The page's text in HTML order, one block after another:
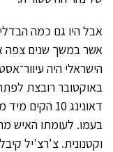
אבל היו גם כמה
אשר במשך שנים צפה
באוקטובר רובצת
דאונינג 10
בעמו. לעומתו האיש
וקטנונית. צ'רצ'יל